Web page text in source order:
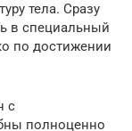
тела. Сразу
в специальный
по достижении
с
полноценно